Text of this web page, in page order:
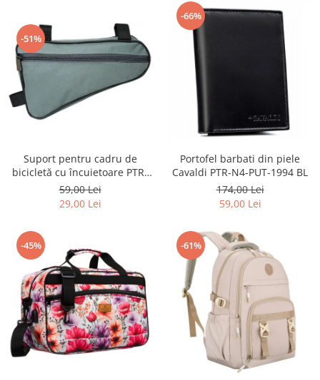
-51%
Suport pentru cadru de
bicicletă cu încuietoare PTR-
AR-S-101
59,00 Lei
29,00 Lei
-66%
Portofel barbati din piele
Cavaldi PTR-N4-PUT-1994 BL
174,00 Lei
59,00 Lei
-45% -61%